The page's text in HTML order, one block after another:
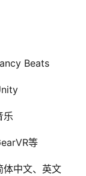
Beats
乐
等
体中文、英文